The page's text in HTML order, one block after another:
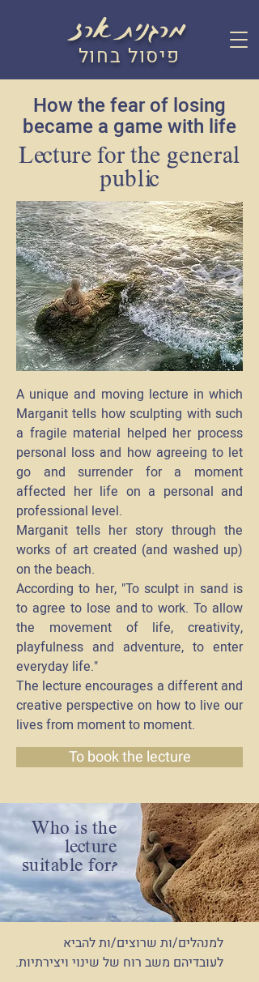
מרגנית ארז
פיסול בחול
How the fear of losing
became a game with life
Lecture for the general
public
A unique and moving lecture in which
Marganit tells how sculpting with such
a fragile material helped her process
personal loss and how agreeing to let
go and surrender for a moment
affected her life on a personal and
professional level.
Marganit tells her story through the
works of art created (and washed up)
on the beach.
According to her, "To sculpt in sand is
to agree to lose and to work. To allow
the movement of life, creativity,
playfulness and adventure, to enter
everyday life."
The lecture encourages a different and
creative perspective on how to live our
lives from moment to moment.
To book the lecture
Who is the
lecture
suitable for?
למנהלים/ות שרוצים/ות להביא
לעובדיהם משב רוח של שינוי ויצירתיות.